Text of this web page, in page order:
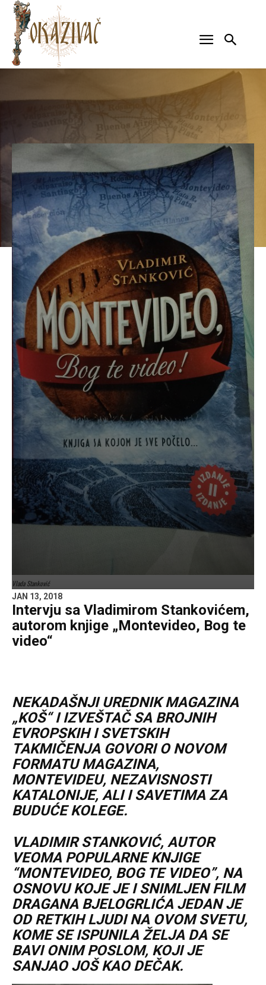
Vlada Stanković
JAN 13, 2018
Intervju sa Vladimirom Stankovićem,
autorom knjige „Montevideo, Bog te
video“
NEKADAŠNJI UREDNIK MAGAZINA
„KOŠ“ I IZVEŠTAČ SA BROJNIH
EVROPSKIH I SVETSKIH
TAKMIČENJA GOVORI O NOVOM
FORMATU MAGAZINA,
MONTEVIDEU, NEZAVISNOSTI
KATALONIJE, ALI I SAVETIMA ZA
BUDUĆE KOLEGE.
VLADIMIR STANKOVIĆ, AUTOR
VEOMA POPULARNE KNJIGE
“MONTEVIDEO, BOG TE VIDEO”, NA
OSNOVU KOJE JE I SNIMLJEN FILM
DRAGANA BJELOGRLIĆA JEDAN JE
OD RETKIH LJUDI NA OVOM SVETU,
KOME SE ISPUNILA ŽELJA DA SE
BAVI ONIM POSLOM, KOJI JE
SANJAO JOŠ KAO DEČAK.